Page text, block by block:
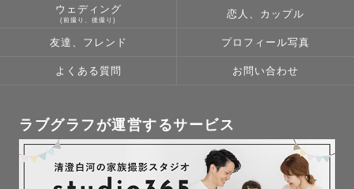
ウェディング
(前撮り、後撮り)
恋人、カップル
友達、フレンド プロフィール写真
よくある質問 お問い合わせ
ラブグラフが運営するサービス